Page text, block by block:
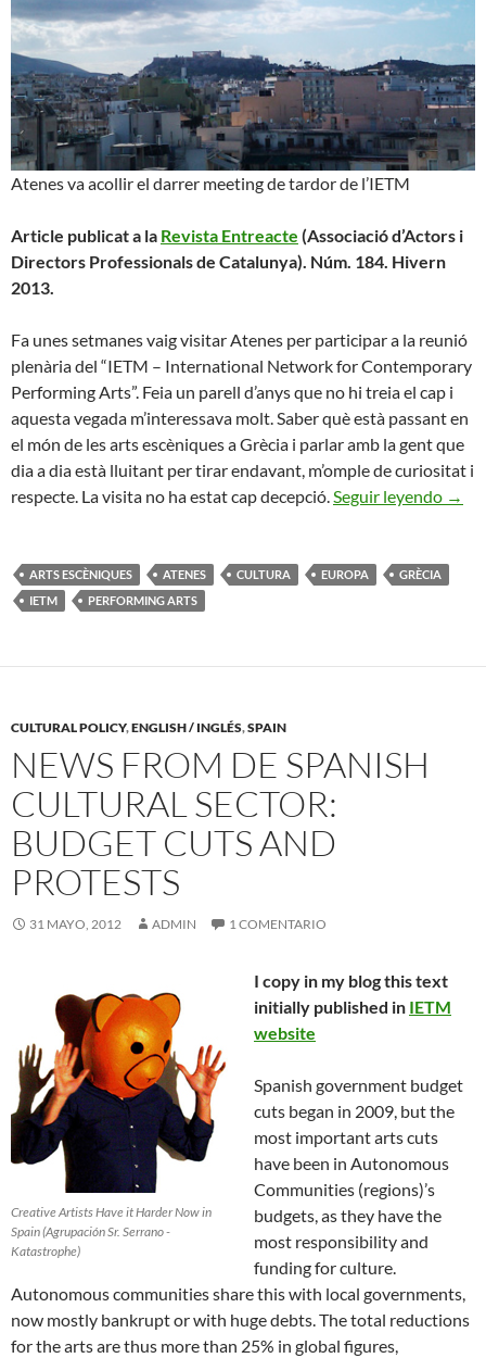
Atenes va acollir el darrer meeting de tardor de l’IETM
Article publicat a la Revista Entreacte (Associació d’Actors i
Directors Professionals de Catalunya). Núm. 184. Hivern
2013.
Fa unes setmanes vaig visitar Atenes per participar a la reunió
plenària del “IETM – International Network for Contemporary
Performing Arts”. Feia un parell d’anys que no hi treia el cap i
aquesta vegada m’interessava molt. Saber què està passant en
el món de les arts escèniques a Grècia i parlar amb la gent que
dia a dia està lluitant per tirar endavant, m’omple de curiositat i
respecte. La visita no ha estat cap decepció.Seguir leyendo LA
→
ARTS ESCÈNIQUES ATENES CULTURA EUROPA
GRÈCIA
IETM
PERFORMING ARTS
CULTURAL POLICY,ENGLISH / INGLÉS,SPAIN
NEWS FROM DE SPANISH
CULTURAL SECTOR:
BUDGET CUTS AND
PROTESTS
31 MAYO, 2012 ADMIN 1 COMENTARIO
Creative Artists Have it Harder Now in
Spain (Agrupación Sr. Serrano -
Katastrophe)
I copy in my blog this text
initially published in IETM
website
Spanish government budget
cuts began in 2009, but the
most important arts cuts
have been in Autonomous
Communities (regions)’s
budgets, as they have the
most responsibility and
funding for culture.
Autonomous communities share this with local governments,
now mostly bankrupt or with huge debts. The total reductions
for the arts are thus more than 25% in global figures,